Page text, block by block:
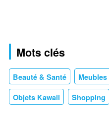
Mots clés
Beauté & Santé
Objets Kawaii Shopping